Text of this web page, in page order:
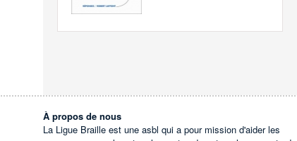
À propos de nous
La Ligue Braille est une asbl qui a pour mission d'aider les